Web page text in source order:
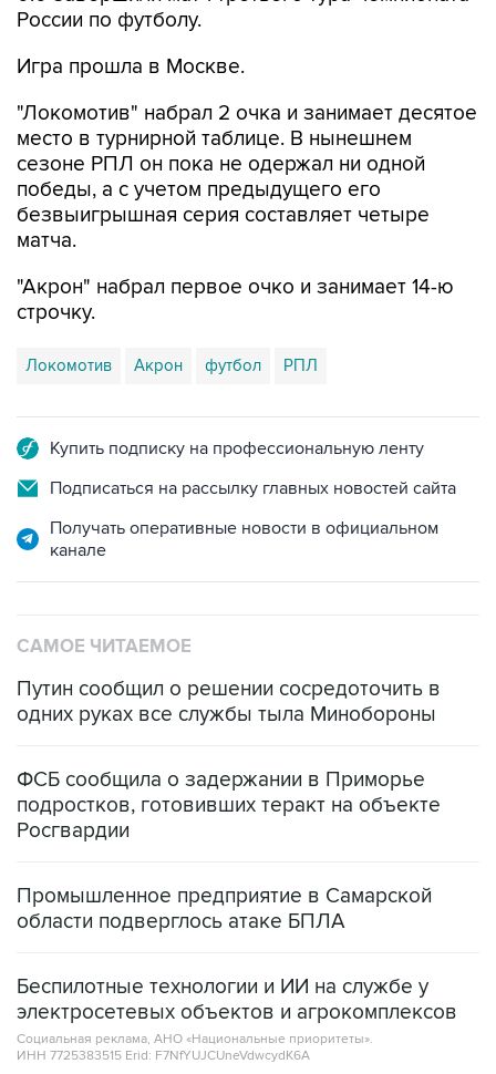
России по футболу.
Игра прошла в Москве.
"Локомотив" набрал 2 очка и занимает десятое
место в турнирной таблице. В нынешнем
сезоне РПЛ он пока не одержал ни одной
победы, а с учетом предыдущего его
безвыигрышная серия составляет четыре
матча.
"Акрон" набрал первое очко и занимает 14-ю
строчку.
Локомотив Акрон футбол РПЛ
Купить подписку на профессиональную ленту
Подписаться на рассылку главных новостей сайта
Получать оперативные новости в официальном
канале
САМОЕ ЧИТАЕМОЕ
Путин сообщил о решении сосредоточить в
одних руках все службы тыла Минобороны
ФСБ сообщила о задержании в Приморье
подростков, готовивших теракт на объекте
Росгвардии
Промышленное предприятие в Самарской
области подверглось атаке БПЛА
Беспилотные технологии и ИИ на службе у
электросетевых объектов и агрокомплексов
Социальная реклама, АНО «Национальные приоритеты».
ИНН 7725383515 Erid: F7NfYUJCUneVdwcydK6A